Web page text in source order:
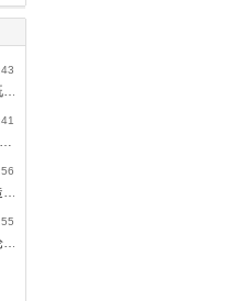
习近平总书记的新年贺词，既充满温度，又饱含深情，太催人奋进了。
继续回答好延安“窑洞之问”，书写无愧于人民的时代答卷。
对历史最好的继承，就是创造新的历史；对人类文明最大的礼敬，就是创造人类文明新形态。
习近平文化思想既有文化理论观点上的创新和突破，又有文化工作布局上的部署要求，标志着我们党对中国特色社会主义文化建设规律的认识达到了新高度，表明我们党的历史自信、文化自信达到了新高度。